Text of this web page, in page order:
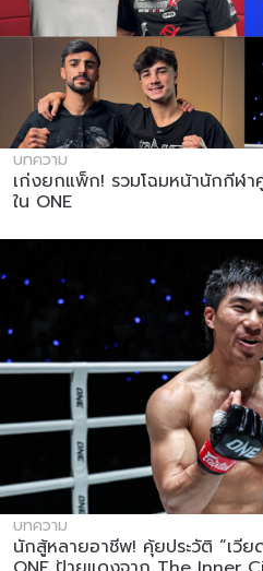
บทความ
เก่งยกแพ็ก! รวมโฉมหน้านักกีฬ
ใน ONE
บทความ
นักสู้หลายอาชีพ! คุ้ยประวัติ “เวี